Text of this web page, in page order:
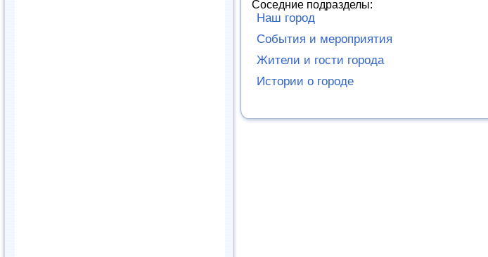
Соседние подразделы:
Наш город
События и мероприятия
Жители и гости города
Истории о городе